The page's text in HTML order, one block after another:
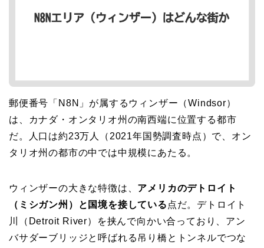
郵便番号「N8N」が属するウィンザー（Windsor）
は、カナダ・オンタリオ州の南西端に位置する都市
だ。人口は約23万人（2021年国勢調査時点）で、オン
タリオ州の都市の中では中規模にあたる。
ウィンザーの大きな特徴は、 アメリカのデトロイト
（ミシガン州）と国境を接している 点だ。デトロイト
川（Detroit River）を挟んで向かい合っており、アン
バサダーブリッジと呼ばれる吊り橋とトンネルでつな